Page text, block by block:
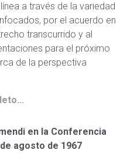
a través de la variedad
por el acuerdo en
transcurrido y al
para el próximo
de la perspectiva
en la Conferencia
agosto de 1967